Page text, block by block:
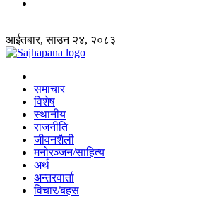
आईतबार, साउन २४, २०८३
समाचार
विशेष
स्थानीय
राजनीति
जीवनशैली
मनोरञ्जन/साहित्य
अर्थ
अन्तरवार्ता
विचार/बहस